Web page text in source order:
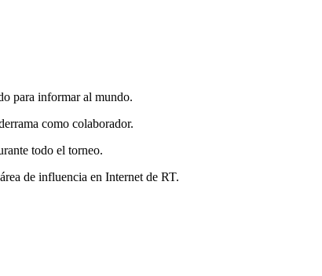
para informar al mundo.
como colaborador.
todo el torneo.
de influencia en Internet de RT.